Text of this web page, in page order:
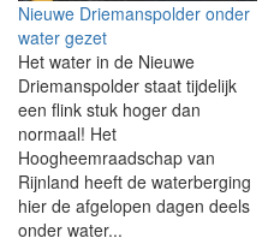
Nieuwe Driemanspolder onder
water gezet
Het water in de Nieuwe
Driemanspolder staat tijdelijk
een flink stuk hoger dan
normaal! Het
Hoogheemraadschap van
Rijnland heeft de waterberging
hier de afgelopen dagen deels
onder water...